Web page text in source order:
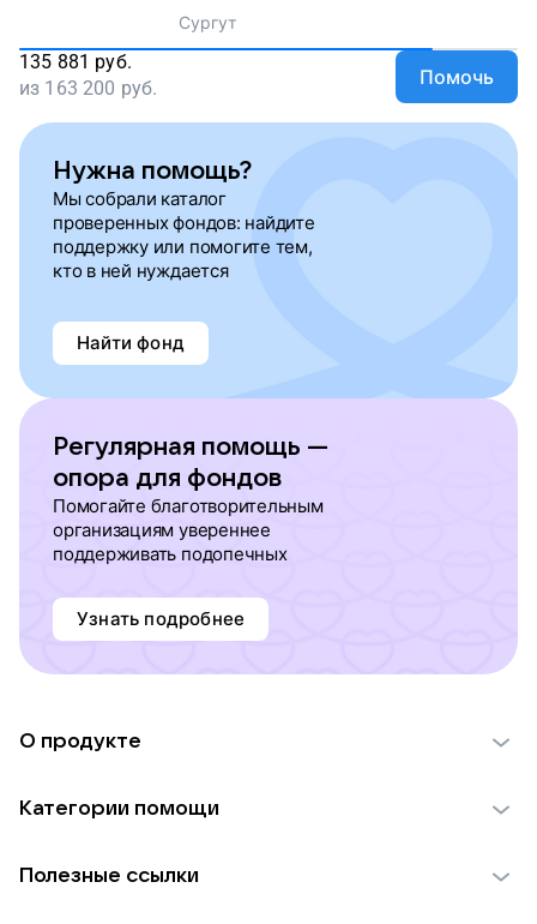
Сургут
135 881 руб.
из 163 200 руб. Помочь
Нужна помощь?
Мы собрали каталог
проверенных фондов: найдите
поддержку или помогите тем,
кто в ней нуждается
Найти фонд
Регулярная помощь —
опора для фондов
Помогайте благотворительным
организациям увереннее
поддерживать подопечных
Узнать подробнее
О продукте
Использование материалов
Категории помощи
Полезные ссылки